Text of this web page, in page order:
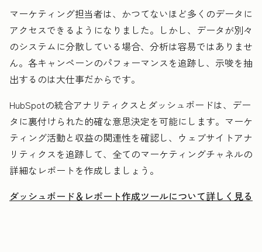
マーケティング担当者は、かつてないほど多くのデータに
アクセスできるようになりました。しかし、データが別々
のシステムに分散している場合、分析は容易ではありませ
ん。各キャンペーンのパフォーマンスを追跡し、示唆を抽
出するのは大仕事だからです。
HubSpotの統合アナリティクスとダッシュボードは、デー
タに裏付けられた的確な意思決定を可能にします。マーケ
ティング活動と収益の関連性を確認し、ウェブサイトアナ
リティクスを追跡して、全てのマーケティングチャネルの
詳細なレポートを作成しましょう。
ダッシュボード＆レポート作成ツールについて詳しく見る